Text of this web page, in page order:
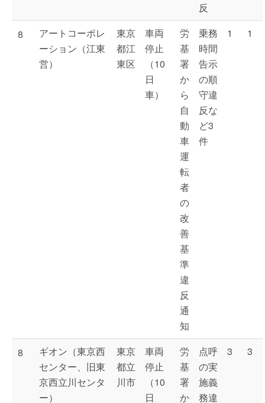
反
8
アートコーポレ
ーション（江東
営）
東京
都江
東区
車両
停止
（10
日
車）
労
基
署
か
ら
自
動
車
運
転
者
の
改
善
基
準
違
反
通
知
乗務
時間
告示
の順
守違
反な
ど3
件
1 1
8
ギオン（東京西
センター、旧東
京西立川センタ
ー）
東京
都立
川市
車両
停止
（10
日
労
基
署
か
点呼
の実
施義
務違
3 3